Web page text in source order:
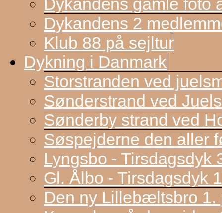
Dykandens gamle foto
Dykandens 2
Klub 88 på sejltur
Dykning i Danmark
Storstranden ved
Sønderstrand ved
Sønderby strand ved
Søspejderne den aller
Lyngsbo - Tirsdagsdyk
Gl. Ålbo - Tirsdagsdyk
Den ny Lillebæltsbro 1.